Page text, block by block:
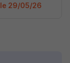
29/05/26